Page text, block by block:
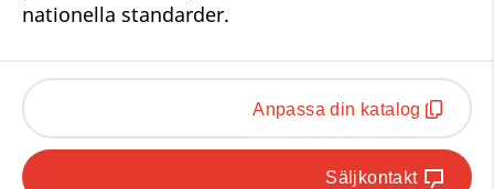
nationella standarder.
Anpassa din katalog
Säljkontakt